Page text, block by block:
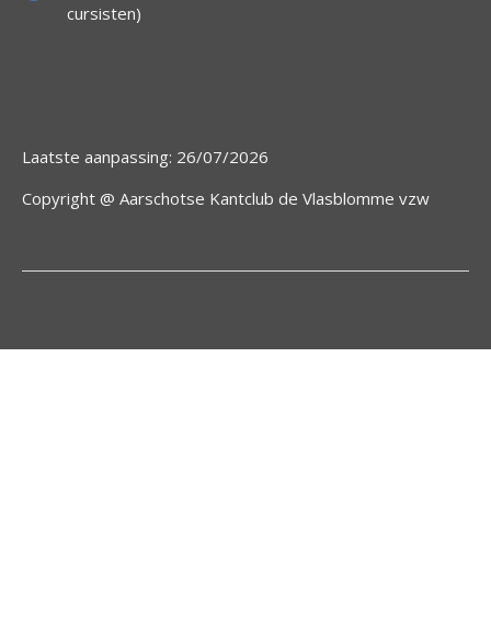
cursisten)
Laatste aanpassing: 26/07/2026
Copyright @ Aarschotse Kantclub de Vlasblomme vzw